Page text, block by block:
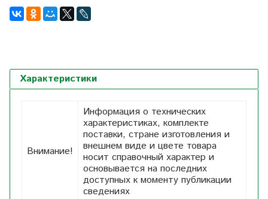
Характеристики
Внимание!
Информация о технических
характеристиках, комплекте
поставки, стране изготовления и
внешнем виде и цвете товара
носит справочный характер и
основывается на последних
доступных к моменту публикации
сведениях